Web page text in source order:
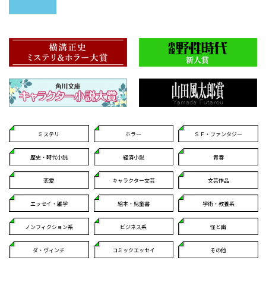
ミステリ ホラー ＳＦ・ファンタジー
歴史・時代小説 経済小説 青春
恋愛 キャラクター文芸 文芸作品
エッセイ・雑学 絵本・児童書 学術・教養系
ノンフィクション系 ビジネス系 怪と幽
ダ・ヴィンチ コミックエッセイ その他